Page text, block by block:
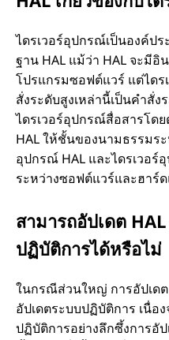
ไดรเวอร์อุปกรณ์เป็นองค์ป
ฐาน HAL แม้ว่า HAL จะมีอิ
โปรแกรมซอฟต์แวร์ แต่ได
สั่งระดับสูงเหล่านี้เป็นคําสั่ง
ไดรเวอร์อุปกรณ์สื่อสารโด
HAL ให้ชั้นของนามธรรมร
อุปกรณ์ HAL และไดรเวอ
ระหว่างซอฟต์แวร์และฮาร์
สามารถอัปเดต
ปฏิบัติการได้หรือไม่
ในกรณีส่วนใหญ่ การอัปเดต
อัปเดตระบบปฏิบัติการ เนื่อ
ปฏิบัติการอย่างลึกซึ้งการอัป